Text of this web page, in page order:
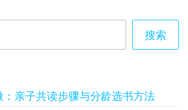
搜索
亲子共读步骤与分龄选书方法